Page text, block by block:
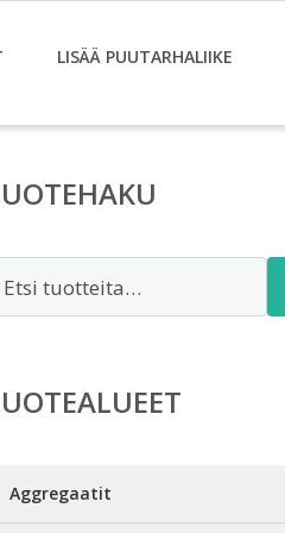
LISÄÄ PUUTARHALIIKE
Aggregaatit